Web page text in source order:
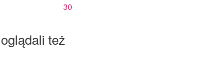
30
też